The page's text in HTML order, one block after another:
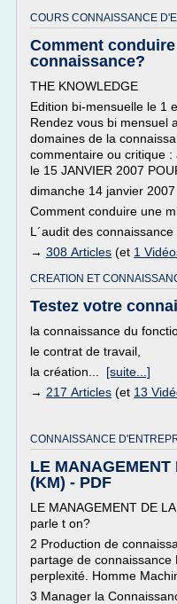
COURS CONNAISSANCE
Comment
connaissance?
THE KNOWLEDGE
Edition bi-mensuelle le 1
Rendez vous bi mensuel
domaines de la
commentaire ou critique
le 15 JANVIER 2007
dimanche 14 janvier 2007
Comment conduire une
L´audit des
→ 308 Articles (et 1
CREATION ET
Testez votre
la connaissance du
le contrat de travail,
la création... [suite...]
→ 217 Articles (et 13
CONNAISSANCE
LE
(KM) - PDF
LE MANAGEMENT DE
parle t on?
2 Production de
partage de connaissance
perplexité. Homme
3 Manager la